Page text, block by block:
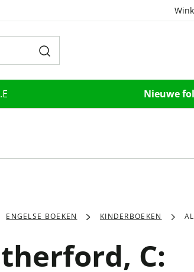
Nieuwe
ENGELSE BOEKEN KINDERBOEKEN
C: